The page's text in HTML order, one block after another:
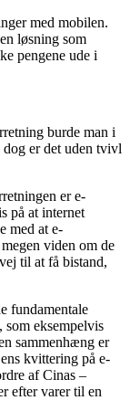
med mobilen.
løsning som
pengene ude i
burde man i
er det uden tvivl
er e-
på at internet
med at e-
viden om de
til at få bistand,
fundamentale
som eksempelvis
sammenhæng er
kvittering på e-
af Cinas –
efter varer til en